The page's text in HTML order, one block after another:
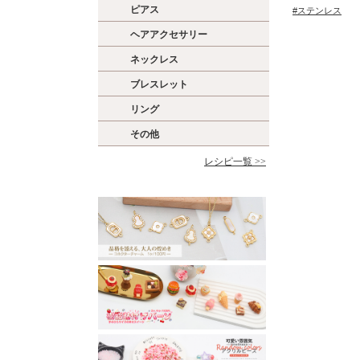
ピアス
ヘアアクセサリー
ネックレス
ブレスレット
リング
その他
レシピ一覧 >>
#ステンレス